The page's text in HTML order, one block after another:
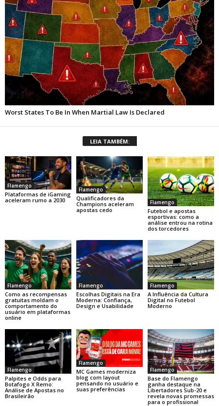
LEIA TAMBÉM:
Flamengo
Plataformas de iGaming
aceleram rumo a 2030
Flamengo
Qualificadores da
Champions aceleram
apostas cedo
Flamengo
Futebol e apostas
esportivas: como a
análise entrou na rotina
dos torcedores
Flamengo
Como as recompensas
gratuitas moldam o
comportamento do
usuário em plataformas
online
Flamengo
Escolhas Digitais na Era
Moderna: Confiança,
Design e Usabilidade
Flamengo
A Influência da Cultura
Digital no Futebol
Moderno
Flamengo
Palpites e Odds para
Botafogo X Remo:
Análise de Apostas no
Brasileirão
Flamengo
MC Games moderniza
blog com layout
pensando no usuário e
suas preferências
Flamengo
Base do Flamengo
ganha destaque na
Libertadores Sub-20 e
revela novas promessas
para o profissional